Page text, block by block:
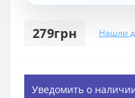
279грн Нашли
Уведомить о